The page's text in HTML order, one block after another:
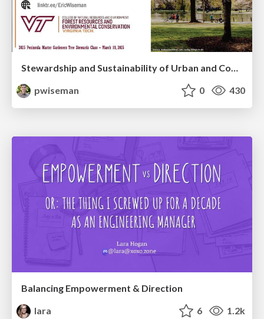
Stewardship and Sustainability of Urban and Community Forests
pwiseman
0 430
Balancing Empowerment & Direction
lara
6 1.2k